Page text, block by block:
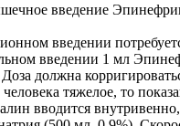
введение
введении
введении 1 мл
должна
тяжелое, то
вводится